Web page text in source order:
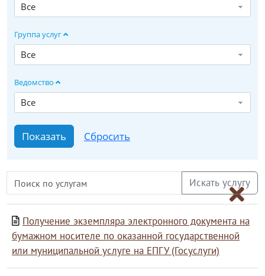
Все
Группа услуг
Все
Ведомство
Все
Получение экземпляра электронного документа на
бумажном носителе по оказанной государственной
или муниципальной услуге на ЕПГУ (Госуслуги)